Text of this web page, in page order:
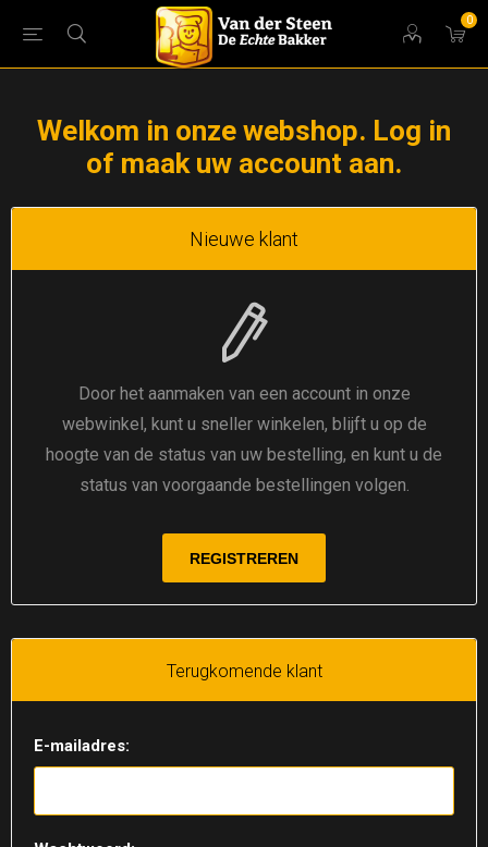
0
Welkom in onze webshop. Log in
of maak uw account aan.
Nieuwe klant
Door het aanmaken van een account in onze
webwinkel, kunt u sneller winkelen, blijft u op de
hoogte van de status van uw bestelling, en kunt u de
status van voorgaande bestellingen volgen.
Terugkomende klant
E-mailadres: